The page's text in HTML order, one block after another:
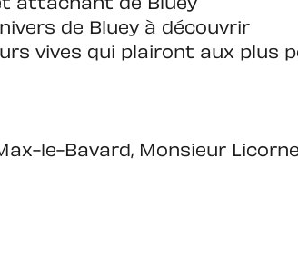
attachant de Bluey
de Bluey à découvrir
vives qui plairont aux plus
le-Bavard, Monsieur